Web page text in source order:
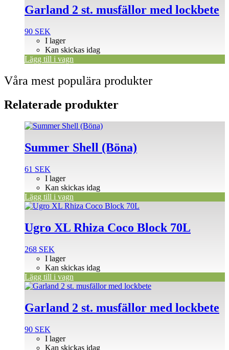
Garland 2 st. musfällor med lockbete
90 SEK
I lager
Kan skickas idag
Lägg till i vagn
Våra mest populära produkter
Relaterade produkter
Summer Shell (Böna)
61 SEK
I lager
Kan skickas idag
Lägg till i vagn
Ugro XL Rhiza Coco Block 70L
268 SEK
I lager
Kan skickas idag
Lägg till i vagn
Garland 2 st. musfällor med lockbete
90 SEK
I lager
Kan skickas idag